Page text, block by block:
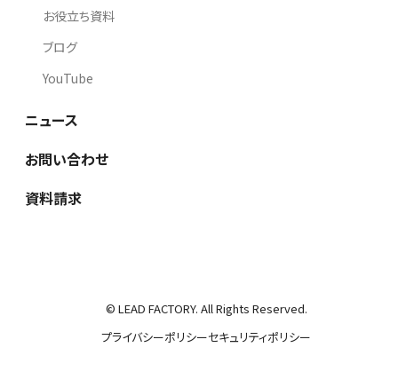
お役立ち資料
ブログ
YouTube
ニュース
お問い合わせ
資料請求
© LEAD FACTORY. All Rights Reserved.
プライバシーポリシーセキュリティポリシー